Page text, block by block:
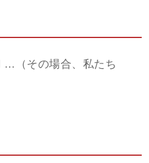
（その場合、私たち